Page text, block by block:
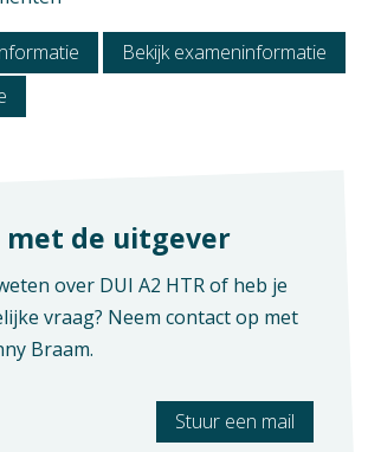
Bediening, Mbo: Travel, Leisure
Bekijk exameninformatie
met de uitgever
over DUI A2 HTR of heb je
vraag? Neem contact op met
Braam.
Stuur een mail